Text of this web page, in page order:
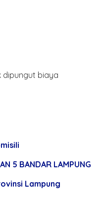
dipungut biaya
5 BANDAR LAMPUNG
Lampung